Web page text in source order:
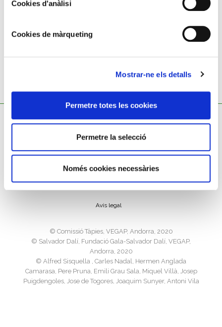
Cookies d'anàlisi
Cookies de màrqueting
Mostrar-ne els detalls
Permetre totes les cookies
Permetre la selecció
Només cookies necessàries
MICHEL GEORGES-MICHEL
Política de cookies
Avís legal
©️ Comissió Tàpies, VEGAP, Andorra, 2020
©️ Salvador Dalí, Fundació Gala-Salvador Dalí, VEGAP,
Andorra, 2020
©️ Alfred Sisquella , Carles Nadal, Hermen Anglada
Camarasa, Pere Pruna, Emili Grau Sala, Miquel Villà, Josep
Puigdengoles, Jose de Togores, Joaquim Sunyer, Antoni Vila